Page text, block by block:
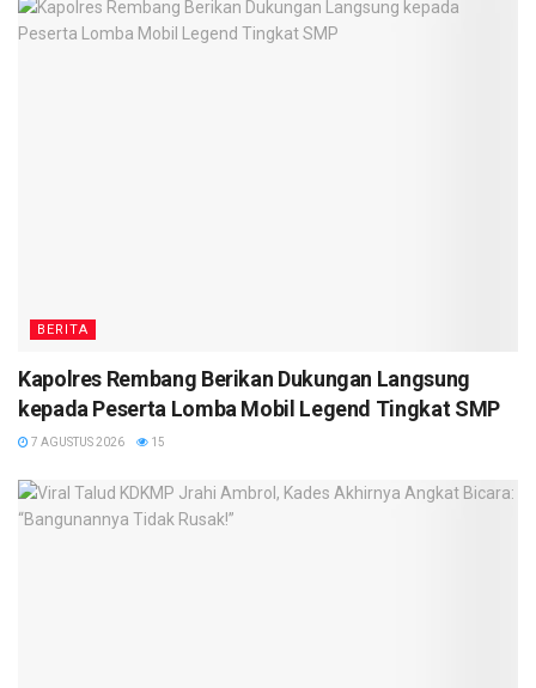
BERITA
Kapolres Rembang Berikan Dukungan Langsung
kepada Peserta Lomba Mobil Legend Tingkat SMP
7 AGUSTUS 2026 15